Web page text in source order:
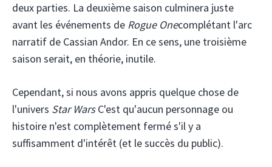
deux parties. La deuxième saison culminera juste
avant les événements de Rogue Onecomplétant l'arc
narratif de Cassian Andor. En ce sens, une troisième
saison serait, en théorie, inutile.
Cependant, si nous avons appris quelque chose de
l'univers Star WarsC'est qu'aucun personnage ou
histoire n'est complètement fermé s'il y a
suffisamment d'intérêt (et le succès du public).